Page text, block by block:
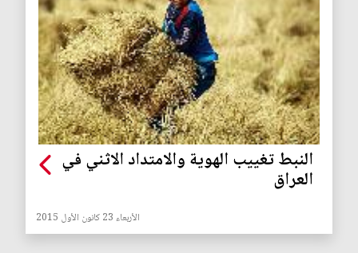
النبط تغييب الهوية والامتداد الاثني في
العراق
الأربعاء 23 كانون الأول 2015